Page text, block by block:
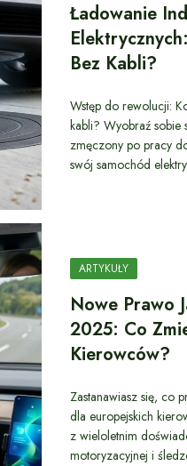
Ładowanie
Bez Kabli?
Wstęp do rewolucji:
kabli? Wyobraź sobie
zmęczony po pracy
swój samochód
ARTYKUŁY
Nowe Prawo
2025: Co
Kierowców?
Zastanawiasz się, co
dla europejskich
z wieloletnim
motoryzacyjnej i